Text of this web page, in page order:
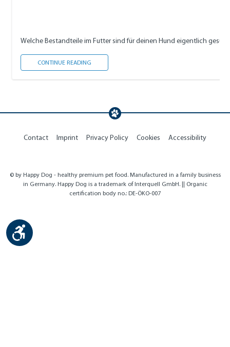
Welche Bestandteile im Futter sind für deinen Hund eigentlich
CONTINUE READING
Contact Imprint Privacy Policy Cookies Accessibility
© by Happy Dog - healthy premium pet food. Manufactured in a family business
in Germany. Happy Dog is a trademark of Interquell GmbH. || Organic
certification body no.: DE-ÖKO-007
Show toolbar